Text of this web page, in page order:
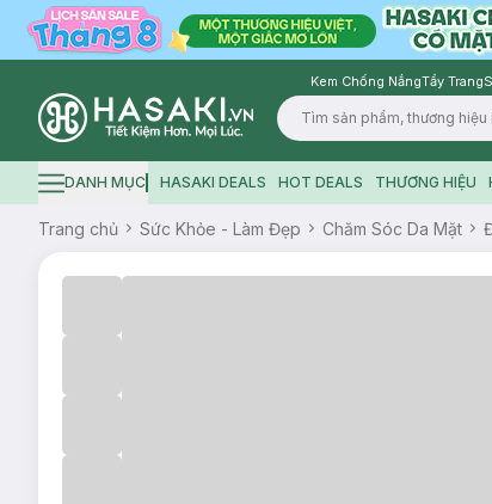
Kem Chống NắngTẩy Trang
Logo
Hamburger icon
DANH MỤC HASAKI DEALS HOT DEALS THƯƠNG HIỆU
Trang chủ Sức Khỏe - Làm Đẹp Chăm Sóc Da Mặt